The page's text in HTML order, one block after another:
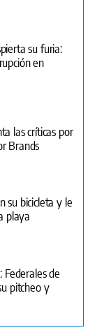
su furia:
en
las críticas por
Brands
su bicicleta y le
playa
Federales de
pitcheo y